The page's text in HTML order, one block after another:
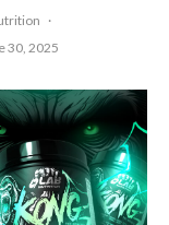
·
30, 2025